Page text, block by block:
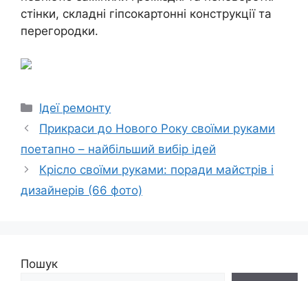
стінки, складні гіпсокартонні конструкції та
перегородки.
Категорії
Ідеї ремонту
Прикраси до Нового Року своїми руками
поетапно – найбільший вибір ідей
Крісло своїми руками: поради майстрів і
дизайнерів (66 фото)
Пошук